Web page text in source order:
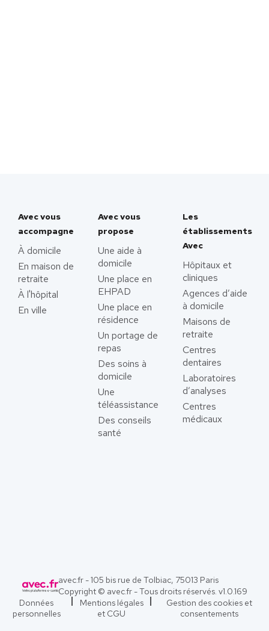
Avec vous
accompagne
À domicile
En maison de
retraite
À l'hôpital
En ville
Avec vous
propose
Une aide à
domicile
Une place en
EHPAD
Une place en
résidence
Un portage de
repas
Des soins à
domicile
Une
téléassistance
Des conseils
santé
Les
établissements
Avec
Hôpitaux et
cliniques
Agences d’aide
à domicile
Maisons de
retraite
Centres
dentaires
Laboratoires
d’analyses
Centres
médicaux
avec.fr - 105 bis rue de Tolbiac, 75013 Paris
Copyright © avec.fr - Tous droits réservés. v1.0.169
Données
personnelles
Mentions légales
et CGU
Gestion des cookies et
consentements